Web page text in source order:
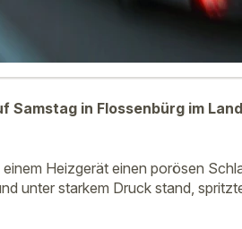
in Flossenbürg im
Heizgerät einen porösen
unter starkem Druck stand,